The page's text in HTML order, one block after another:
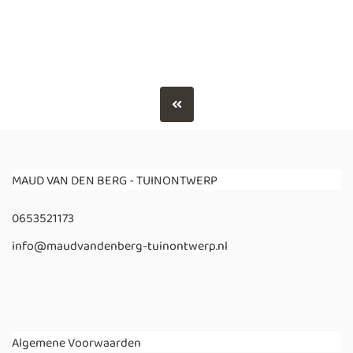
MAUD VAN DEN BERG - TUINONTWERP
0653521173
info@maudvandenberg-tuinontwerp.nl
Algemene Voorwaarden